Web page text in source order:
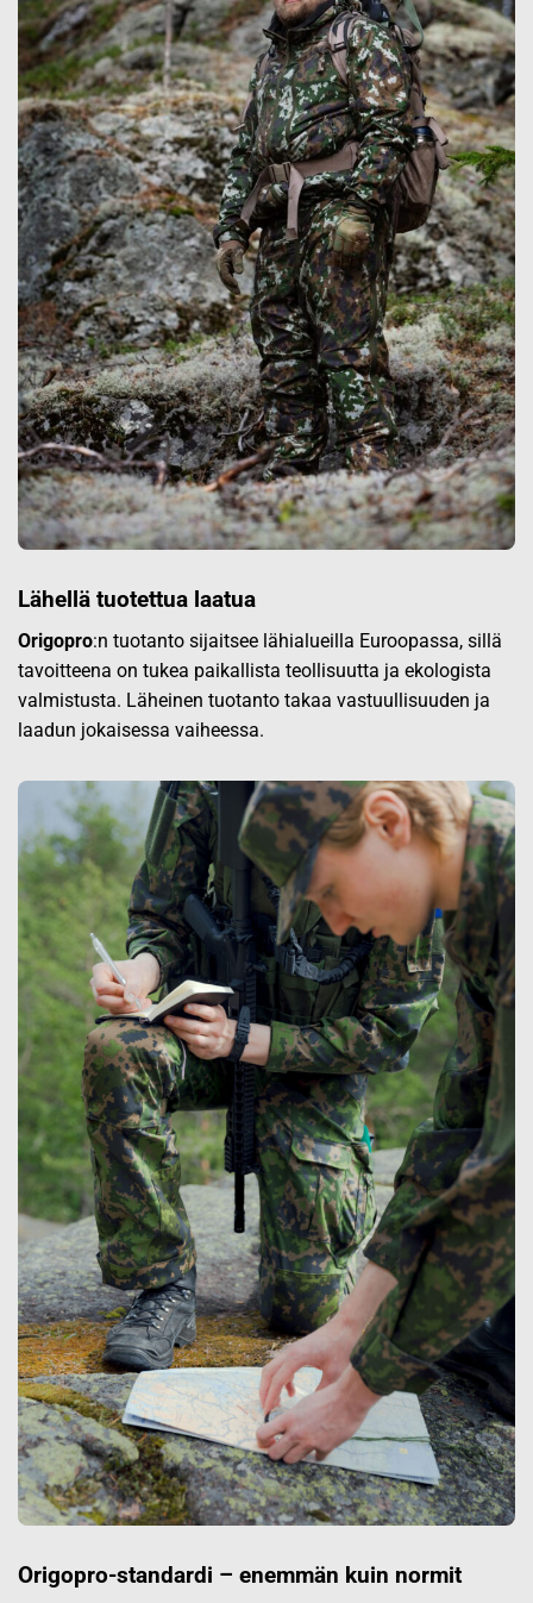
Lähellä tuotettua laatua
Origopro:n tuotanto sijaitsee lähialueilla Euroopassa, sillä
tavoitteena on tukea paikallista teollisuutta ja ekologista
valmistusta. Läheinen tuotanto takaa vastuullisuuden ja
laadun jokaisessa vaiheessa.
Origopro-standardi – enemmän kuin normit